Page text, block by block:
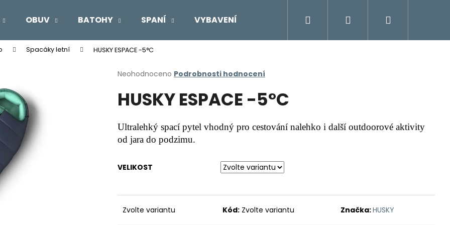
OBUV BATOHY SPANÍ VYBAVENÍ Moje objednávka
Přihlášení
Spacáky letní HUSKY ESPACE -5°C
Průměrné
produktu
je
z
5
hvězdiček.
Neohodnoceno Podrobnosti hodnocení
HUSKY ESPACE -5°C
Ultralehký spací pytel vhodný pro cestování nalehko i další outdoorové aktivity
od jara do podzimu.
VELIKOST
Zvolte variantu Kód: Zvolte variantu Značka:HUSKY
Co potřebujete najít?
HLEDAT
Doporučujeme